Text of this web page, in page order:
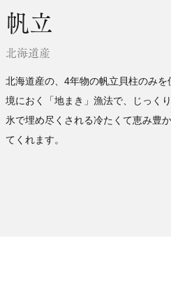
帆立
北海道産
北海道産の、4年物の帆立貝柱のみ
境におく「地まき」漁法で、じっく
氷で埋め尽くされる冷たくて恵み豊
てくれます。